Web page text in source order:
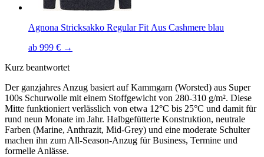
Agnona Stricksakko Regular Fit Aus Cashmere blau
ab 999 € →
Kurz beantwortet
Der ganzjahres Anzug basiert auf Kammgarn (Worsted) aus Super
100s Schurwolle mit einem Stoffgewicht von 280-310 g/m². Diese
Mitte funktioniert verlässlich von etwa 12°C bis 25°C und damit für
rund neun Monate im Jahr. Halbgefütterte Konstruktion, neutrale
Farben (Marine, Anthrazit, Mid-Grey) und eine moderate Schulter
machen ihn zum All-Season-Anzug für Business, Termine und
formelle Anlässe.